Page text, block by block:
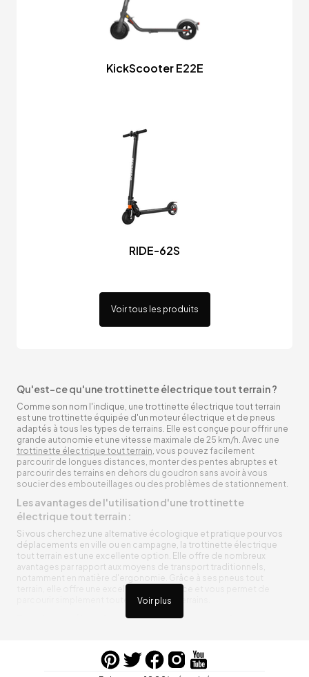
KickScooter E22E
RIDE-62S
Voir tous les produits
Voir plus
Qu'est-ce qu'une trottinette électrique tout terrain ?
Comme son nom l'indique, une trottinette électrique tout terrain
est une trottinette équipée d'un moteur électrique et de pneus
adaptés à tous les types de terrains. Elle est conçue pour offrir une
grande autonomie et une vitesse maximale de 25 km/h. Avec une
trottinette électrique tout terrain, vous pouvez facilement
parcourir de longues distances, monter des pentes abruptes et
parcourir des terrains en dehors du goudron sans avoir à vous
soucier des embouteillages ou des problèmes de stationnement.
Les avantages de l'utilisation d'une trottinette
électrique tout terrain :
Si vous cherchez une alternative écologique et pratique pour vos
déplacements en ville ou en campagne, la trottinette électrique
tout terrain est une excellente option. Elle offre de nombreux
avantages par rapport aux moyens de transport traditionnels,
notamment en matière d'ergonomie. Grâce à ses pneus tout
terrain, elle offre une excellente adhérence et vous permet de
parcourir simplement toutes sortes de terrains.
Trottinette électrique tout terrain ergonomique
entre vos trajets, vous n’aurez pas à vous soucier de l’état de sa
batterie. De plus, elle est équipée de pneus résistants qui peuvent